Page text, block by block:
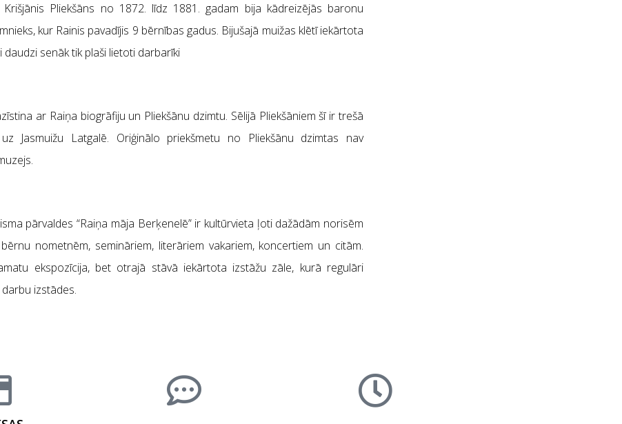
Pliekšāns no 1872. līdz 1881. gadam bija kādreizējās baronu
kur Rainis pavadījis 9 bērnības gadus. Bijušajā muižas klētī iekārtota
senāk tik plaši lietoti darbarīki
ar Raiņa biogrāfiju un Pliekšānu dzimtu. Sēlijā Pliekšāniem šī ir trešā
Jasmuižu Latgalē. Oriģinālo priekšmetu no Pliekšānu dzimtas nav
pārvaldes “Raiņa māja Berķenelē” ir kultūrvieta ļoti dažādām norisēm
nometnēm, semināriem, literāriem vakariem, koncertiem un citām.
ekspozīcija, bet otrajā stāvā iekārtota izstāžu zāle, kurā regulāri
izstādes.